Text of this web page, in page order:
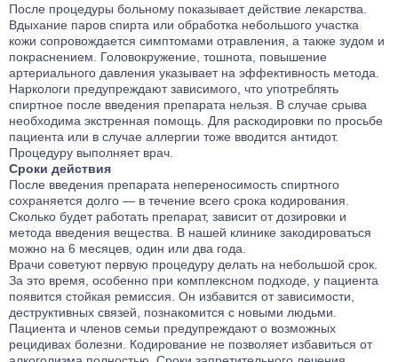
После процедуры больному показывает действие лекарства.
Вдыхание паров спирта или обработка небольшого участка
кожи сопровождается симптомами отравления, а также зудом и
покраснением. Головокружение, тошнота, повышение
артериального давления указывает на эффективность метода.
Наркологи предупреждают зависимого, что употреблять
спиртное после введения препарата нельзя. В случае срыва
необходима экстренная помощь. Для раскодировки по просьбе
пациента или в случае аллергии тоже вводится антидот.
Процедуру выполняет врач.
Сроки действия
После введения препарата непереносимость спиртного
сохраняется долго — в течение всего срока кодирования.
Сколько будет работать препарат, зависит от дозировки и
метода введения вещества. В нашей клинике закодироваться
можно на 6 месяцев, один или два года.
Врачи советуют первую процедуру делать на небольшой срок.
За это время, особенно при комплексном подходе, у пациента
появится стойкая ремиссия. Он избавится от зависимости,
деструктивных связей, познакомится с новыми людьми.
Пациента и членов семьи предупреждают о возможных
рецидивах болезни. Кодирование не позволяет избавиться от